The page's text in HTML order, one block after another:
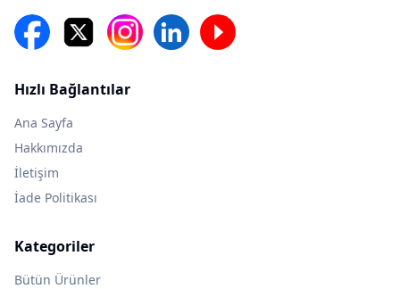
Hızlı Bağlantılar
Ana Sayfa
Hakkımızda
İletişim
İade Politikası
Kategoriler
Bütün Ürünler